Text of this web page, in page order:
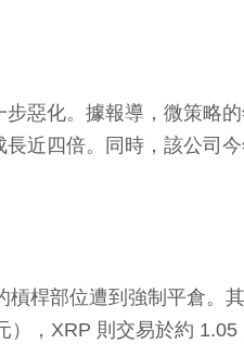
惡化。據報導，微策略
近四倍。同時，該公司今
桿部位遭到強制平倉。
，XRP 則交易於約 1.05